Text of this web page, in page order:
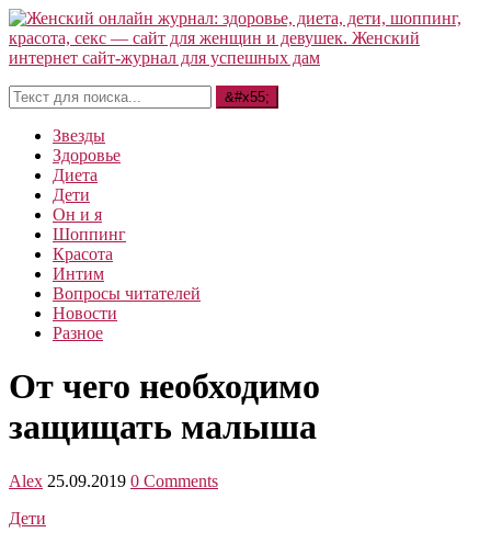
Звезды
Здоровье
Диета
Дети
Он и я
Шоппинг
Красота
Интим
Вопросы читателей
Новости
Разное
От чего необходимо
защищать малыша
Alex 25.09.2019 0 Comments
Дети